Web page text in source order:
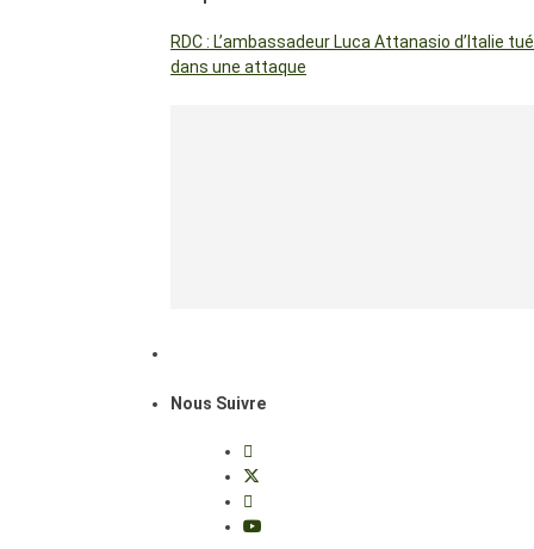
RDC : L’ambassadeur Luca Attanasio d’Italie tué
dans une attaque
Nous Suivre